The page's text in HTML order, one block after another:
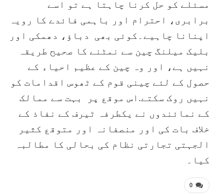
مسئلے کو حل کرنا چاہتا ہے تو اسے
برابری، احترام اور باہمی فائدے کا رویہ
اپنانا چاہیے۔کوئی بھی دباؤ، دھمکی اور
بلیک میلنگ چین سے نمٹنے کا صحیح طریقہ
نہیں ہے، اور وہ چین کے عظیم احیاء کے
حصول کے لئے چینی قوم کے ٹھوس اقدامات کو
نہیں روک سکتے.اس موقع پر بہت سے ممالک
کے نمائندوں نے یکطرفہ ٹیرف کے نفاذ کے
خلاف بات کی اور منصفانہ اور متوقع کثیر
الجہتی تجارتی نظام کی بحالی کا مطالبہ
کیا۔
0